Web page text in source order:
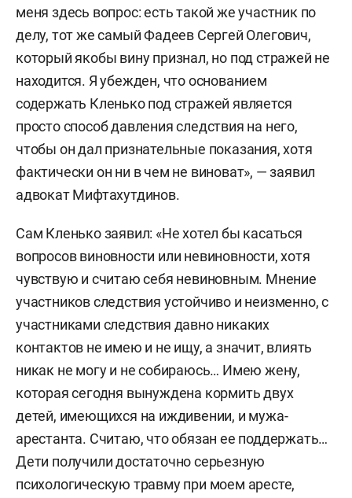
меня здесь вопрос: есть такой же участник по
делу, тот же самый Фадеев Сергей Олегович,
который якобы вину признал, но под стражей не
находится. Я убежден, что основанием
содержать Кленько под стражей является
просто способ давления следствия на него,
чтобы он дал признательные показания, хотя
фактически он ни в чем не виноват», — заявил
адвокат Мифтахутдинов.
Сам Кленько заявил: «Не хотел бы касаться
вопросов виновности или невиновности, хотя
чувствую и считаю себя невиновным. Мнение
участников следствия устойчиво и неизменно, с
участниками следствия давно никаких
контактов не имею и не ищу, а значит, влиять
никак не могу и не собираюсь… Имею жену,
которая сегодня вынуждена кормить двух
детей, имеющихся на иждивении, и мужа-
арестанта. Считаю, что обязан ее поддержать…
Дети получили достаточно серьезную
психологическую травму при моем аресте,